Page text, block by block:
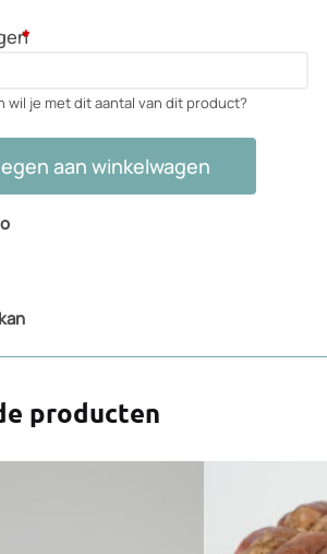
*
wil je met dit aantal van dit product?
aan winkelwagen
producten